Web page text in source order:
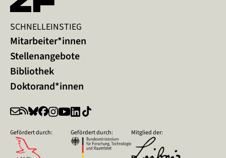
SCHNELLEINSTIEG
Mitarbeiter*innen
Stellenangebote
Bibliothek
Doktorand*innen
Gefördert durch: Gefördert durch: Mitglied der: